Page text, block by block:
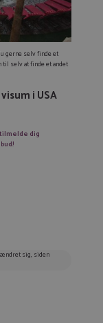
gerne selv finde et
selv at finde et andet
i USA
dig
sig, siden